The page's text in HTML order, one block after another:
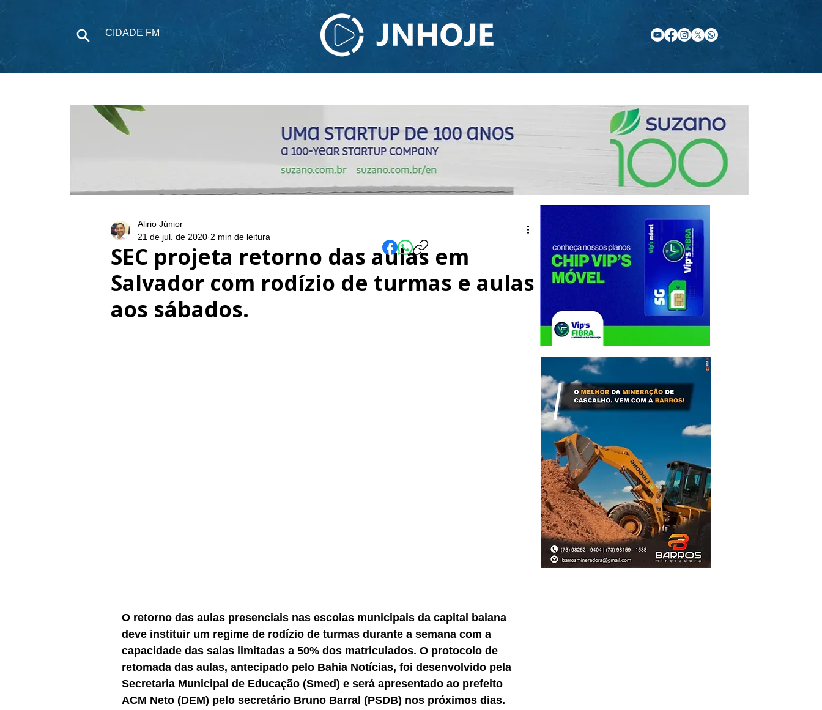
CIDADE FM
SEC projeta retorno das aulas em
Salvador com rodízio de turmas e aulas
aos sábados.
Alirio Júnior
21 de jul. de 2020 2 min de leitura
O retorno das aulas presenciais nas escolas municipais da capital baiana
deve instituir um regime de rodízio de turmas durante a semana com a
capacidade das salas limitadas a 50% dos matriculados. O protocolo de
retomada das aulas, antecipado pelo Bahia Notícias, foi desenvolvido pela
Secretaria Municipal de Educação (Smed) e será apresentado ao prefeito
ACM Neto (DEM) pelo secretário Bruno Barral (PSDB) nos próximos dias.